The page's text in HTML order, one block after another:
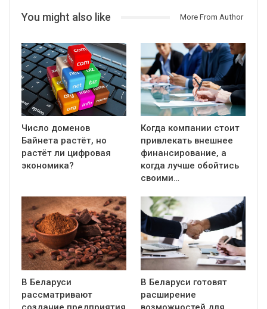
You might also like More From Author
Число доменов
Байнета растёт, но
растёт ли цифровая
экономика?
Когда компании стоит
привлекать внешнее
финансирование, а
когда лучше обойтись
своими…
В Беларуси
рассматривают
В Беларуси готовят
расширение